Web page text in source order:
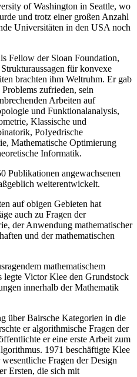
of Washington in Seattle, wo
und trotz einer großen Anzahl
Universitäten in den USA noch
Fellow der Sloan Foundation,
für konvexe
brachten ihm Weltruhm. Er gab
zufrieden, sein
Arbeiten auf
und Funktionalanalysis,
Klassische und
PoIyedrische
Mathematische Optimierung
Informatik.
Publikationen angewachsenen
weiterentwickelt.
auf obigen Gebieten hat
auch zu Fragen der
der Anwendung mathematischer
und der mathematischen
mathematischem
legte Victor Klee den Grundstock
innerhalb der Mathematik
über Bairsche Kategorien in die
er algorithmische Fragen der
er eine erste Arbeit zum
1971 beschäftigte Klee
Fragen der Design
Ersten, die sich mit